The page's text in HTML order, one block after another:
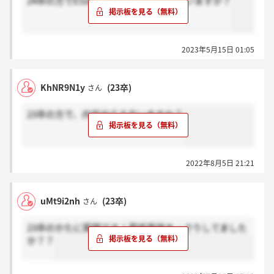
2023年5月15日 01:05
KhNR9N1y さん (23卒)
23卒の方で、内定出てる方いますか？
2022年8月5日 21:21
uMt9i2nh さん (23卒)
23卒のかたに質問です！最終面接あっさりしてました
か？？